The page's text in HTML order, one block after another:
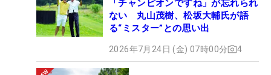
「チャンピオンですね」が忘れられ
ない 丸山茂樹、松坂大輔氏が語
る“ミスター”との思い出
2026年7月24日 (金) 07時00分 4